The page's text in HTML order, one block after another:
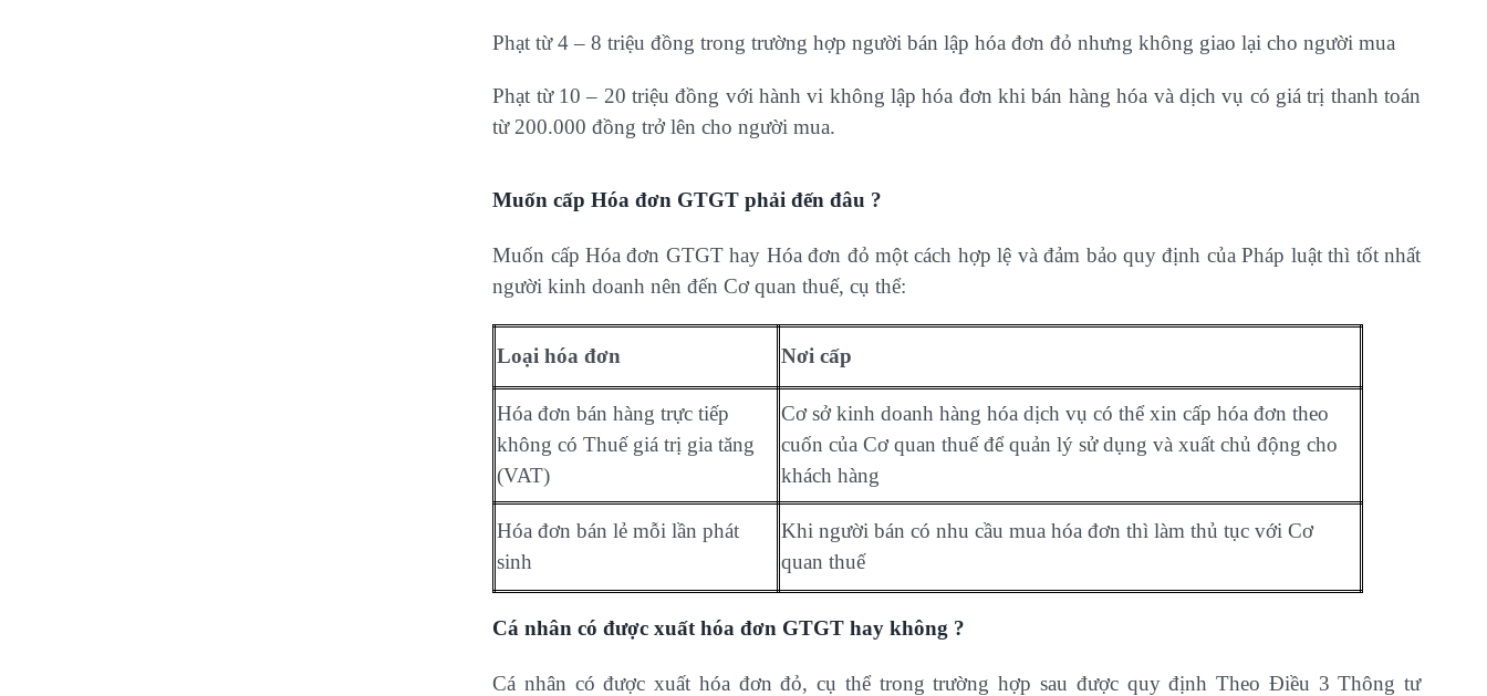
Phạt từ 4 – 8 triệu đồng trong trường hợp người bán lập hóa đơn đỏ nhưng không giao lại cho người mua
Phạt từ 10 – 20 triệu đồng với hành vi không lập hóa đơn khi bán hàng hóa và dịch vụ có giá trị thanh toán
từ 200.000 đồng trở lên cho người mua.
Muốn cấp Hóa đơn GTGT phải đến đâu ?
Muốn cấp Hóa đơn GTGT hay Hóa đơn đỏ một cách hợp lệ và đảm bảo quy định của Pháp luật thì tốt nhất
người kinh doanh nên đến Cơ quan thuế, cụ thể:
Loại hóa đơn Nơi cấp
Hóa đơn bán hàng trực tiếp
không có Thuế giá trị gia tăng
(VAT)
Cơ sở kinh doanh hàng hóa dịch vụ có thể xin cấp hóa đơn theo
cuốn của Cơ quan thuế để quản lý sử dụng và xuất chủ động cho
khách hàng
Hóa đơn bán lẻ mỗi lần phát
sinh
Khi người bán có nhu cầu mua hóa đơn thì làm thủ tục với Cơ
quan thuế
Cá nhân có được xuất hóa đơn GTGT hay không ?
Cá nhân có được xuất hóa đơn đỏ, cụ thể trong trường hợp sau được quy định Theo Điều 3 Thông tư